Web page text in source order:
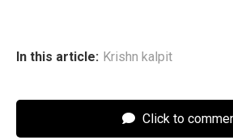
In this article: Krishn kalpit
Click to